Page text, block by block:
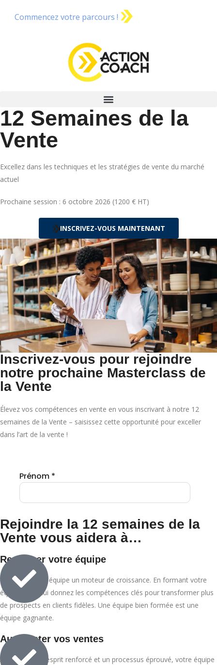
Commencez votre parcours !
12 Semaines de la
Vente
Excellez dans les techniques et les stratégies de vente du marché
actuel
Prochaine session : 6 octobre 2026 (1200 € HT)
INSCRIVEZ-VOUS MAINTENANT
Inscrivez-vous pour rejoindre
notre prochaine Masterclass de
la Vente
Élevez vos compétences en vente en vous inscrivant à notre 12
semaines de la Vente – saisissez cette opportunité pour exceller
dans l’art de la vente !
Rejoindre la 12 semaines de la
Vente vous aidera à…
Renforcer votre équipe
Faites de votre équipe un moteur de croissance. En formant votre
équipe, vous lui donnez les compétences clés pour transformer plus
de prospects en clients fidèles. Une équipe bien formée est une
équipe gagnante.
Augmenter vos ventes
Avec un état d’esprit renforcé et un processus éprouvé, votre équipe